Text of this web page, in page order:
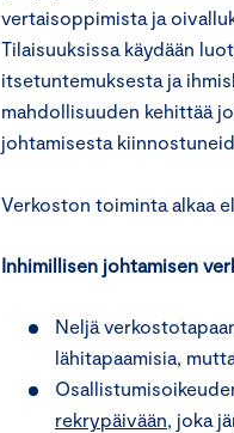
vertaisoppimista ja
Tilaisuuksissa käydään
itsetuntemuksesta ja
mahdollisuuden kehittää
johtamisesta
Verkoston toiminta alkaa
Inhimillisen johtamisen
Neljä
lähitapaamisia,
rekrypäivään, joka